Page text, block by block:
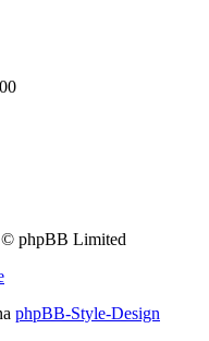
phpBB Limited
phpBB-Style-Design